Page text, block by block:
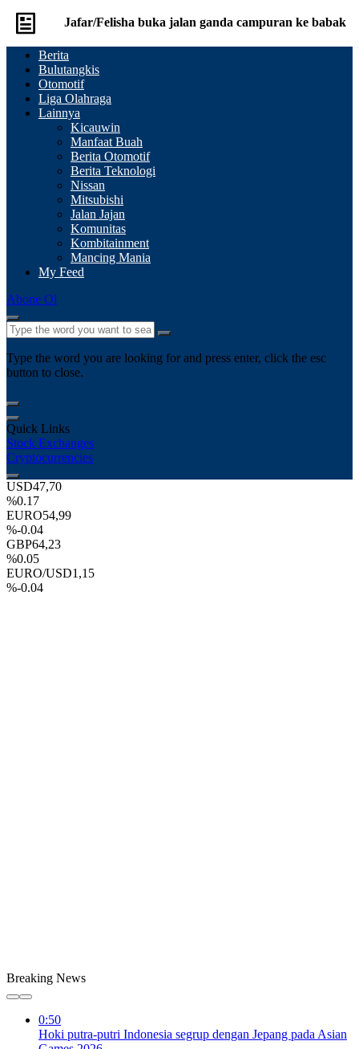
Berita
Bulutangkis
Otomotif
Liga Olahraga
Lainnya
Kicauwin
Manfaat Buah
Berita Otomotif
Berita Teknologi
Nissan
Mitsubishi
Jalan Jajan
Komunitas
Kombitainment
Mancing Mania
My Feed
Abone Ol
Type the word you are looking for and press enter, click the esc
button to close.
Quick Links
Stock Exchanges
Cryptocurrencies
USD47,70
%0.17
EURO54,99
%-0.04
GBP64,23
%0.05
EURO/USD1,15
%-0.04
Breaking News
0:50
Hoki putra-putri Indonesia segrup dengan Jepang pada Asian
Jafar/Felisha buka jalan ganda campuran ke babak
kedua Thailand Open
Comment